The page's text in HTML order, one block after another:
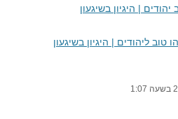
| היגיון בשיגעון
טוב ליהודים | היגיון בשיגעון